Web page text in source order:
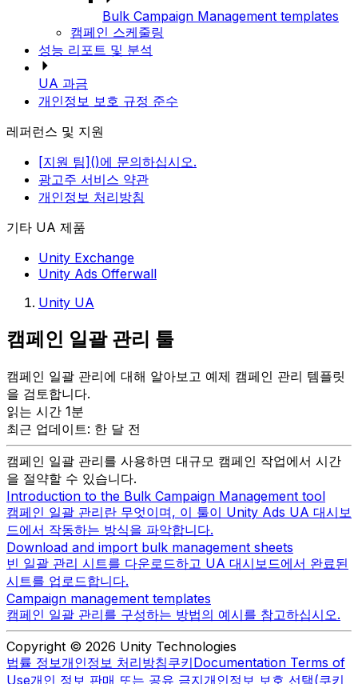
Bulk Campaign Management templates
캠페인 스케줄링
성능 리포트 및 분석
UA 과금
개인정보 보호 규정 준수
레퍼런스 및 지원
[지원 팀]()에 문의하십시오.
광고주 서비스 약관
개인정보 처리방침
기타 UA 제품
Unity Exchange
Unity Ads Offerwall
Unity UA
캠페인 일괄 관리 툴
캠페인 일괄 관리에 대해 알아보고 예제 캠페인 관리 템플릿
을 검토합니다.
읽는 시간 1분
최근 업데이트: 한 달 전
캠페인 일괄 관리를 사용하면 대규모 캠페인 작업에서 시간
을 절약할 수 있습니다.
Introduction to the Bulk Campaign Management tool
캠페인 일괄 관리란 무엇이며, 이 툴이 Unity Ads UA 대시보
드에서 작동하는 방식을 파악합니다.
Download and import bulk management sheets
빈 일괄 관리 시트를 다운로드하고 UA 대시보드에서 완료된
시트를 업로드합니다.
Campaign management templates
캠페인 일괄 관리를 구성하는 방법의 예시를 참고하십시오.
Copyright © 2026 Unity Technologies
법률 정보개인정보 처리방침쿠키Documentation Terms of
Use개인 정보 판매 또는 공유 금지개인정보 보호 선택(쿠키